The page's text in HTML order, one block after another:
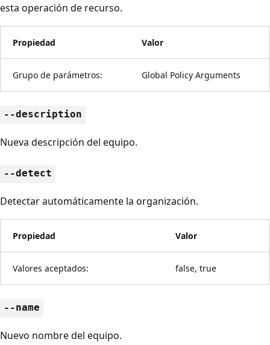
esta operación de recurso.
Propiedad Valor
Grupo de parámetros: Global Policy Arguments
--description
Nueva descripción del equipo.
--detect
Detectar automáticamente la organización.
Propiedad Valor
Valores aceptados: false, true
--name
Nuevo nombre del equipo.